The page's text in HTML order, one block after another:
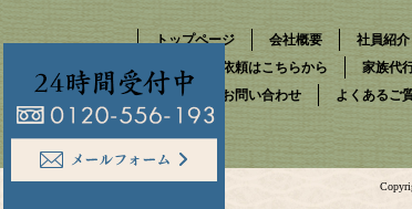
トップページ 会社概要 社員紹介
お供物のご依頼はこちらから
家族代
資料請求・お問い合わせ
よくあるご